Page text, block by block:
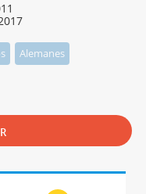
Alemanes